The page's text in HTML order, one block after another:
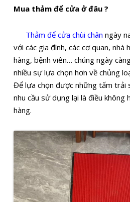
Mua thảm để cửa ở đâu ?
Thảm để cửa chùi chân ngày
với các gia đình, các cơ quan, nhà
hàng, bệnh viên… chúng ngày
nhiều sự lựa chọn hơn về chủng
Để lựa chọn được những tấm trải
nhu cầu sử dụng lại là điều không
hàng.